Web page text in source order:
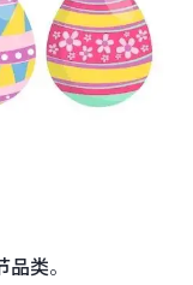
品类。